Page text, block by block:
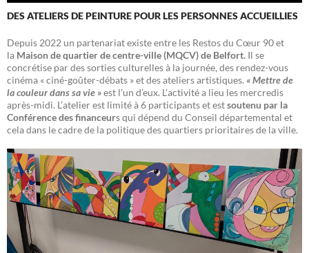
DES ATELIERS DE PEINTURE POUR LES PERSONNES ACCUEILLIES
Depuis 2022 un partenariat existe entre les Restos du Cœur 90 et
la Maison de quartier de centre-ville (MQCV) de Belfort. Il se
concrétise par des sorties culturelles à la journée, des rendez-vous
cinéma « ciné-goûter-débats » et des ateliers artistiques. « Mettre de
la couleur dans sa vie »est l’un d’eux. L’activité a lieu les mercredis
après-midi. L’atelier est limité à 6 participants et estsoutenu par la
Conférence des financeurs qui dépend du Conseil départemental et
cela dans le cadre de la politique des quartiers prioritaires de la ville.